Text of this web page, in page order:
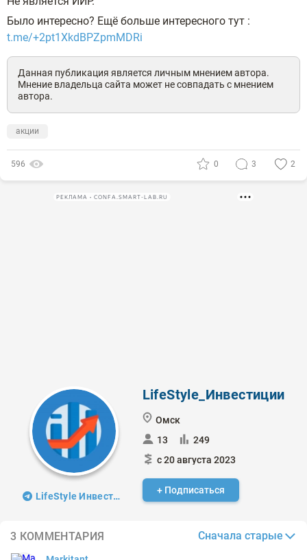
Было интересно? Ещё больше интересного тут :
t.me/+2pt1XkdBPZpmMDRi
Данная публикация является личным мнением автора.
Мнение владельца сайта может не совпадать с мнением
автора.
акции
596 0 3 2
РЕКЛАМА • CONFA.SMART-LAB.RU
LifeStyle Инвестиции
LifeStyle_Инвестиции
Омск
13
249
с 20 августа 2023
+ Подписаться
3 КОММЕНТАРИЯ Сначала старые